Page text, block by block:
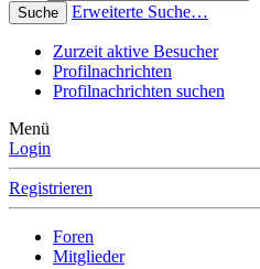
Suche Erweiterte Suche…
Zurzeit aktive Besucher
Profilnachrichten
Profilnachrichten suchen
Menü
Login
Registrieren
Foren
Mitglieder